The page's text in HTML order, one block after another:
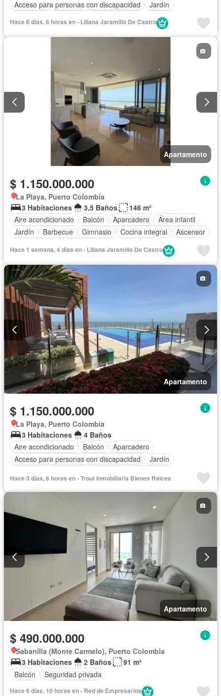
Acceso para personas con discapacidad
Jardín
Jacuzzi
Sauna
Hace 6 días, 6 horas en - Liliana Jaramillo De Castro
Apartamento
$ 1.150.000.000
La Playa, Puerto Colombia
3 Habitaciones
3,5 Baños
146 m²
Aire acondicionado
Balcón Aparcadero
Área infantil
Jardín
Barbecue Gimnasio Cocina integral
Ascensor
Piscina
Hace 1 semana, 4 días en - Liliana Jaramillo De Castro
Apartamento
$ 1.150.000.000
La Playa, Puerto Colombia
3 Habitaciones
4 Baños
Aire acondicionado
Balcón
Aparcadero
Acceso para personas con discapacidad
Jardín
Vista panorámica
Sauna
Seguridad privada
Hace 3 días, 6 horas en - Trout Inmobiliaria Bienes Raices
Apartamento
$ 490.000.000
Sabanilla (Monte Carmelo), Puerto Colombia
3 Habitaciones
2 Baños
91 m²
Balcón
Seguridad privada
Hace 6 días, 10 horas en - Red de Empresarios